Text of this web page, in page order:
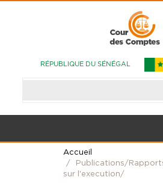
RÉPUBLIQUE DU SÉNÉGAL
Accueil
Publications/
sur l'execution/